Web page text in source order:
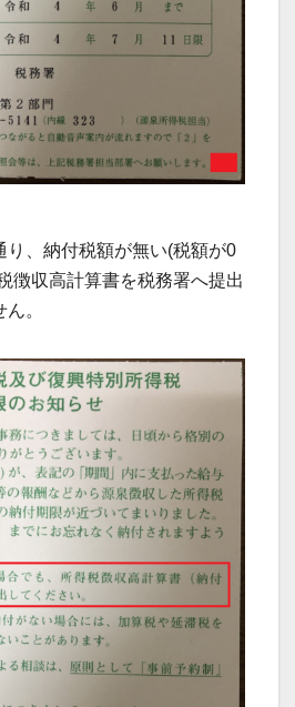
り、納付税額が無い(税額が0
徴収高計算書を税務署へ提出
。